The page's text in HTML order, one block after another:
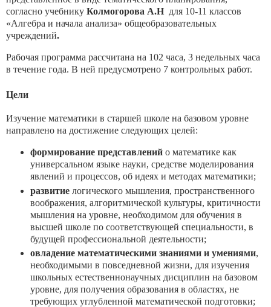
согласно учебнику Колмогорова А.Н для 10-11 классов
«Алгебра и начала анализа» общеобразовательных
учреждений.
Рабочая программа рассчитана на 102 часа, 3 недельных часа
в течение года. В ней предусмотрено 7 контрольных работ.
Цели
Изучение математики в старшей школе на базовом уровне
направлено на достижение следующих целей:
формирование представлений о математике как
универсальном языке науки, средстве моделирования
явлений и процессов, об идеях и методах математики;
развитие логического мышления, пространственного
воображения, алгоритмической культуры, критичности
мышления на уровне, необходимом для обучения в
высшей школе по соответствующей специальности, в
будущей профессиональной деятельности;
овладение математическими знаниями и умениями,
необходимыми в повседневной жизни, для изучения
школьных естественнонаучных дисциплин на базовом
уровне, для получения образования в областях, не
требующих углубленной математической подготовки;